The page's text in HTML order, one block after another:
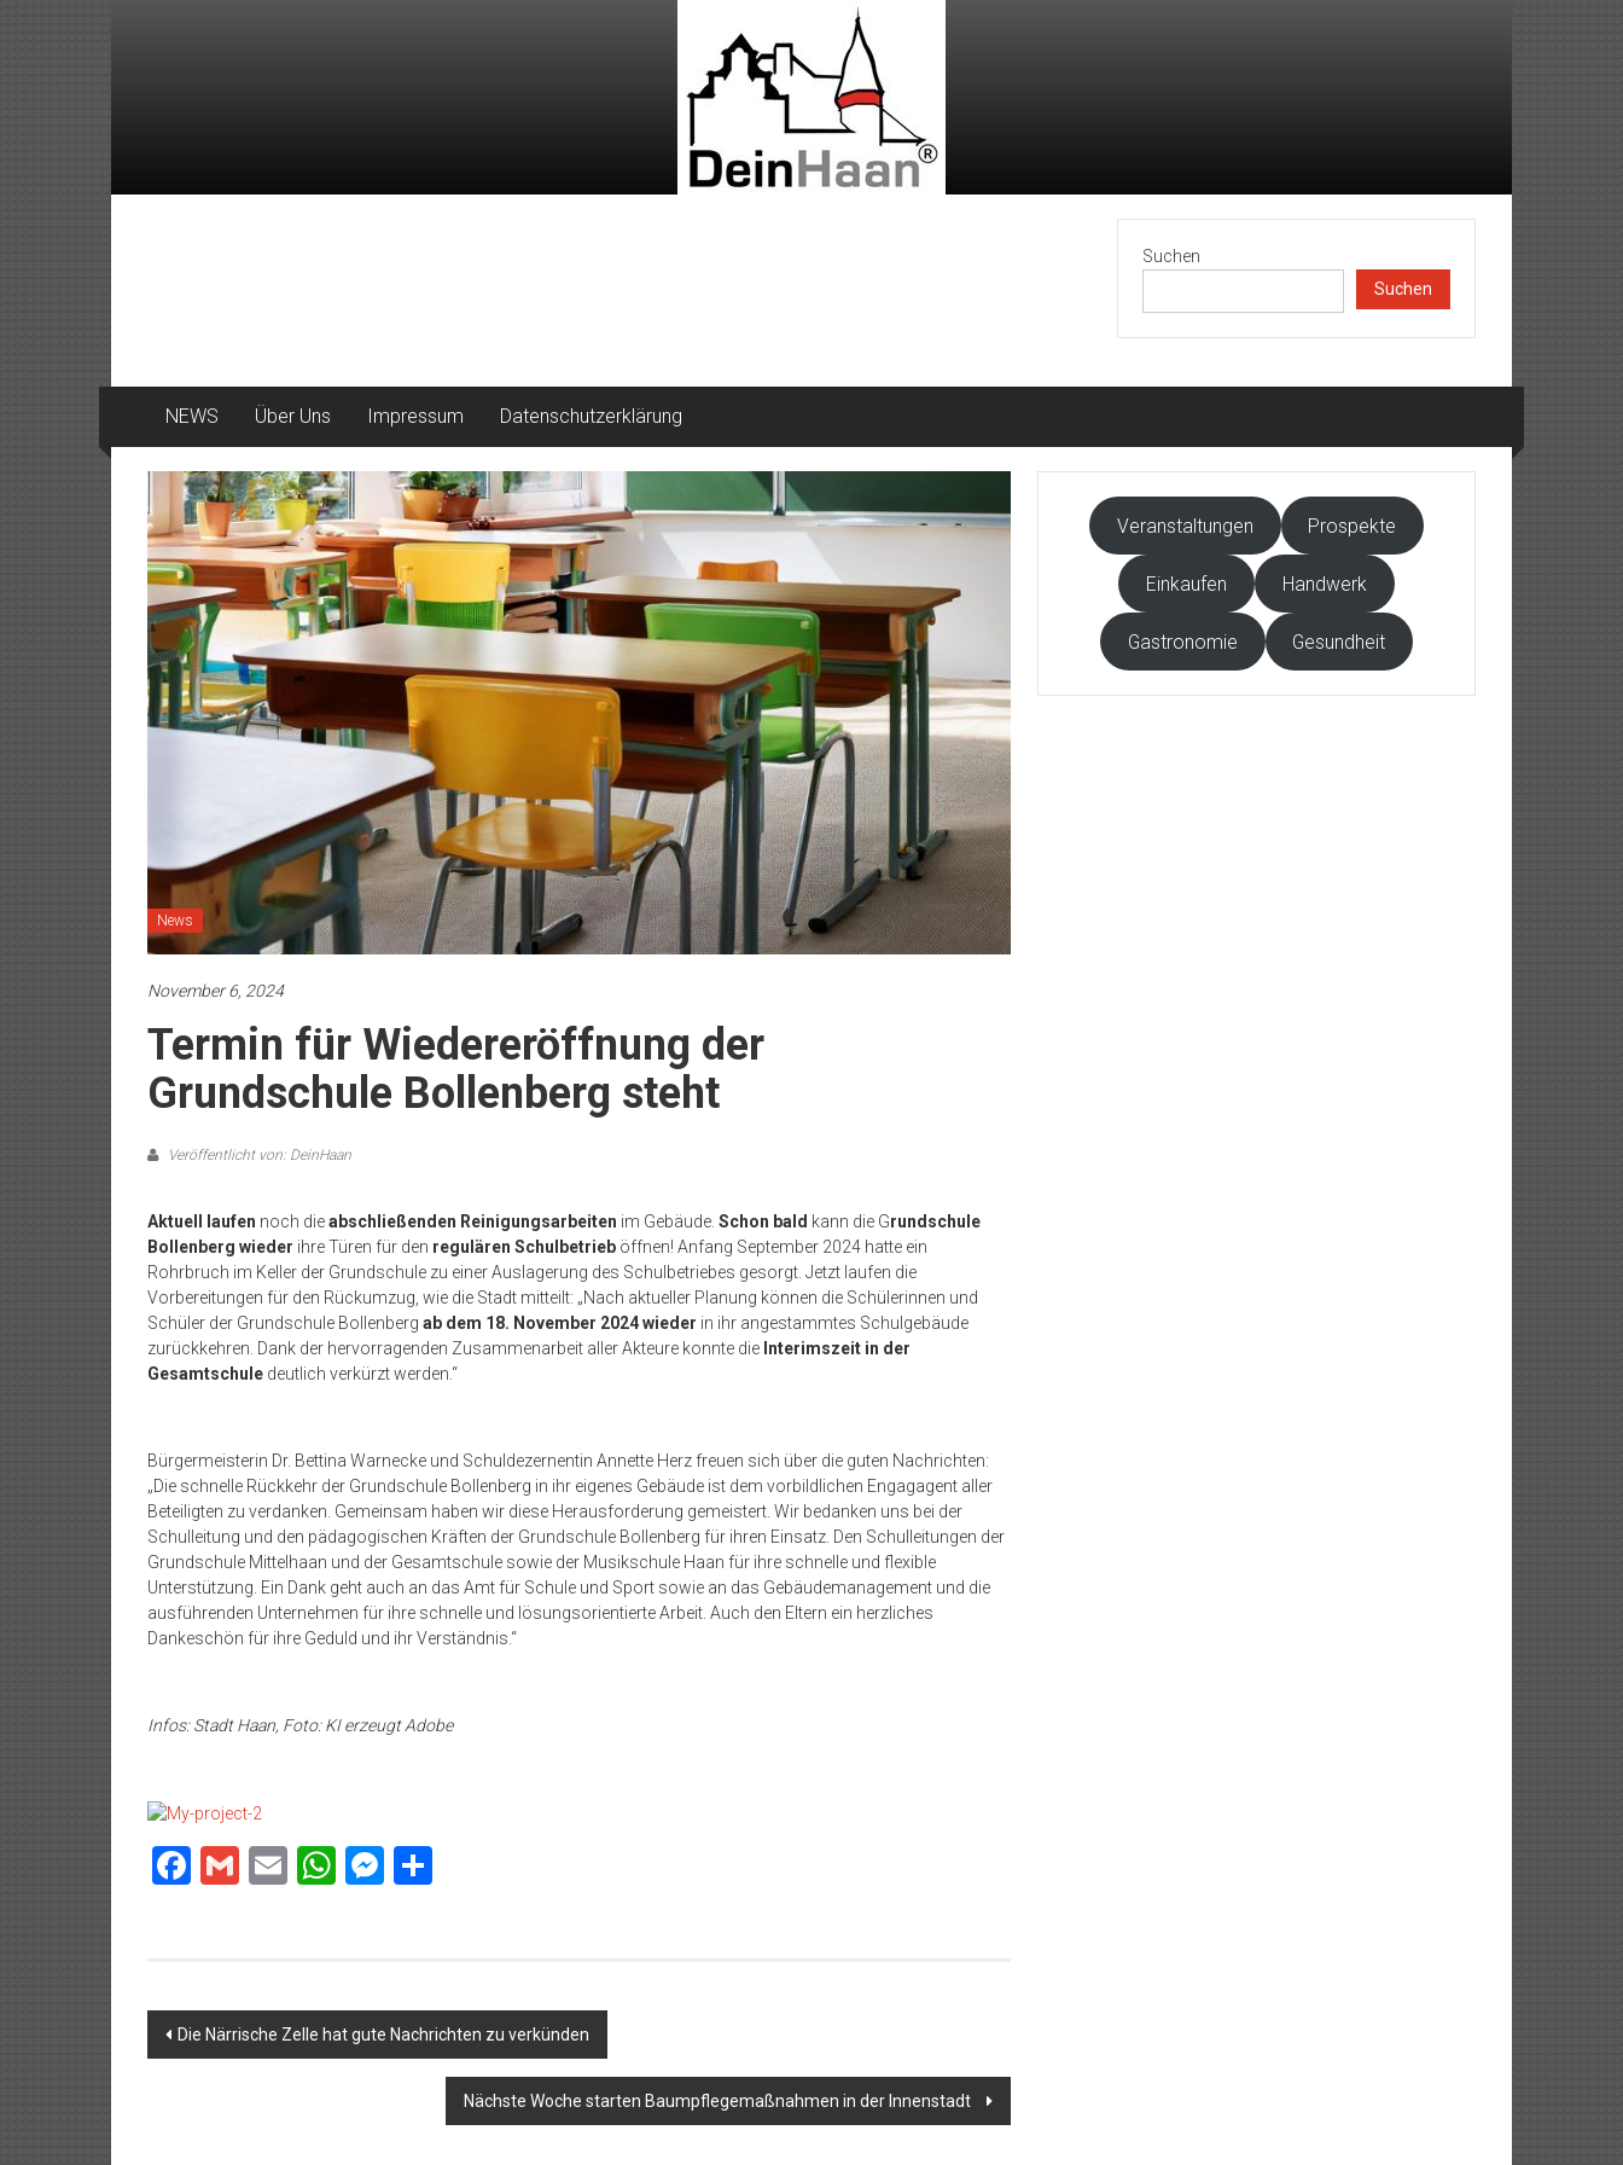
Suchen
Suchen
NEWS Über Uns Impressum Datenschutzerklärung
News
November 6, 2024
Termin für Wiedereröffnung der
Grundschule Bollenberg steht
Veröffentlicht von: DeinHaan
Aktuell laufen noch dieabschließenden Reinigungsarbeiten im Gebäude. Schon bald kann die Grundschule
Bollenberg wieder ihre Türen für den regulären Schulbetrieb öffnen! Anfang September 2024 hatte ein
Rohrbruch im Keller der Grundschule zu einer Auslagerung des Schulbetriebes gesorgt. Jetzt laufen die
Vorbereitungen für den Rückumzug, wie die Stadt mitteilt: „Nach aktueller Planung können die Schülerinnen und
Schüler der Grundschule Bollenberg ab dem 18. November 2024 wieder in ihr angestammtes Schulgebäude
zurückkehren. Dank der hervorragenden Zusammenarbeit aller Akteure konnte die Interimszeit in der
Gesamtschule deutlich verkürzt werden.“
Bürgermeisterin Dr. Bettina Warnecke und Schuldezernentin Annette Herz freuen sich über die guten Nachrichten:
„Die schnelle Rückkehr der Grundschule Bollenberg in ihr eigenes Gebäude ist dem vorbildlichen Engagagent aller
Beteiligten zu verdanken. Gemeinsam haben wir diese Herausforderung gemeistert. Wir bedanken uns bei der
Schulleitung und den pädagogischen Kräften der Grundschule Bollenberg für ihren Einsatz. Den Schulleitungen der
Grundschule Mittelhaan und der Gesamtschule sowie der Musikschule Haan für ihre schnelle und flexible
Unterstützung. Ein Dank geht auch an das Amt für Schule und Sport sowie an das Gebäudemanagement und die
ausführenden Unternehmen für ihre schnelle und lösungsorientierte Arbeit. Auch den Eltern ein herzliches
Dankeschön für ihre Geduld und ihr Verständnis.“
Infos: Stadt Haan, Foto: KI erzeugt Adobe
Facebook
GmailEmailWhatsApp
Messenger
Beitragsnavigation
Die Närrische Zelle hat gute Nachrichten zu verkünden
Nächste Woche starten Baumpflegemaßnahmen in der Innenstadt
Veranstaltungen Prospekte
Einkaufen Handwerk
Gastronomie Gesundheit